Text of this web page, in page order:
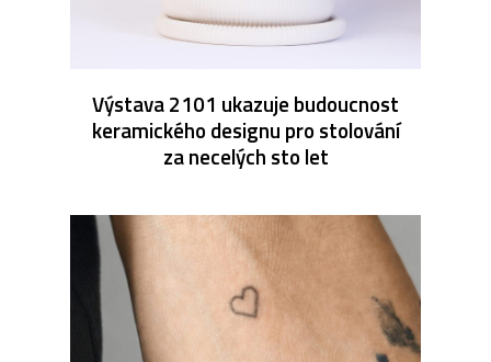
Výstava 2101 ukazuje budoucnost
keramického designu pro stolování
za necelých sto let